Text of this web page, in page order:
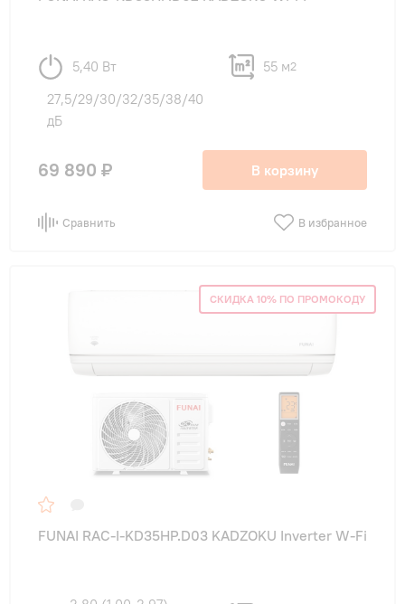
5,40 Вт 55 м2
27,5/29/30/32/35/38/40
дБ
69 890 ₽ В корзину
Сравнить В избранное
СКИДКА 10% ПО ПРОМОКОДУ
FUNAI RAC-I-KD35HP.D03 KADZOKU Inverter W-Fi